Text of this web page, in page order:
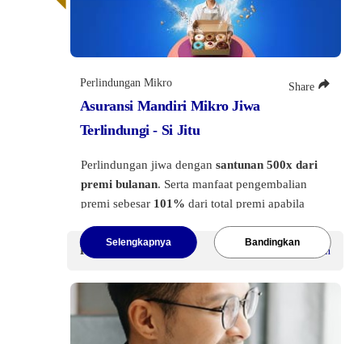
Perlindungan Mikro Share
Asuransi Mandiri Mikro Jiwa
Terlindungi - Si Jitu
Perlindungan jiwa dengan santunan 500x dari
premi bulanan. Serta manfaat pengembalian
premi sebesar 101% dari total premi apabila
tahun.
informasi lebih lanjut.
Premi Mulai Rp25.000 /Bulan
Selengkapnya Bandingkan